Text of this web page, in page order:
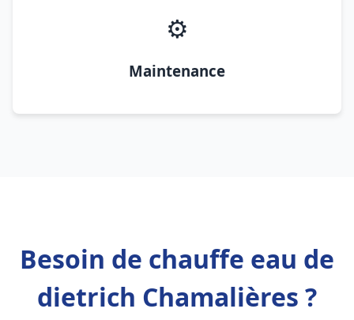
⚙️
Maintenance
Besoin de chauffe eau de
dietrich Chamalières ?